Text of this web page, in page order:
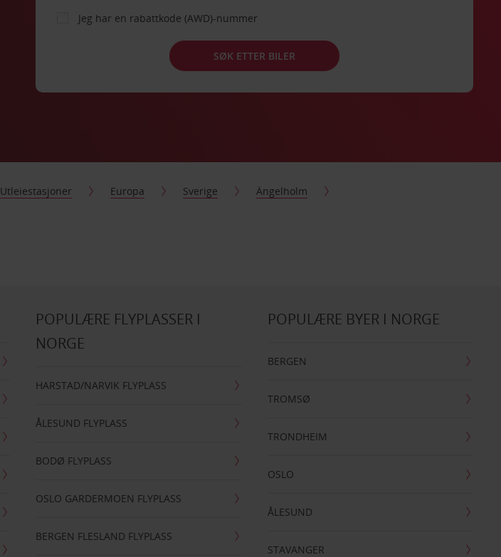
Jeg har en rabattkode (AWD)-nummer
SØK ETTER BILER
Utleiestasjoner Europa Sverige
Ängelholm
POPULÆRE FLYPLASSER I
NORGE
HARSTAD/NARVIK FLYPLASS
ÅLESUND FLYPLASS
BODØ FLYPLASS
OSLO GARDERMOEN FLYPLASS
BERGEN FLESLAND FLYPLASS
POPULÆRE BYER I NORGE
BERGEN
TROMSØ
TRONDHEIM
OSLO
ÅLESUND
STAVANGER